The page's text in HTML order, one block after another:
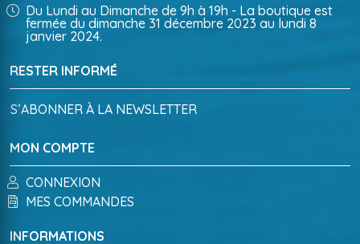
RESTER INFORMÉ
S’ABONNER À LA NEWSLETTER
MON COMPTE
CONNEXION
MES COMMANDES
Du Lundi au Dimanche de 9h à 19h - La boutique est
fermée du dimanche 31 décembre 2023 au lundi 8
janvier 2024.
INFORMATIONS